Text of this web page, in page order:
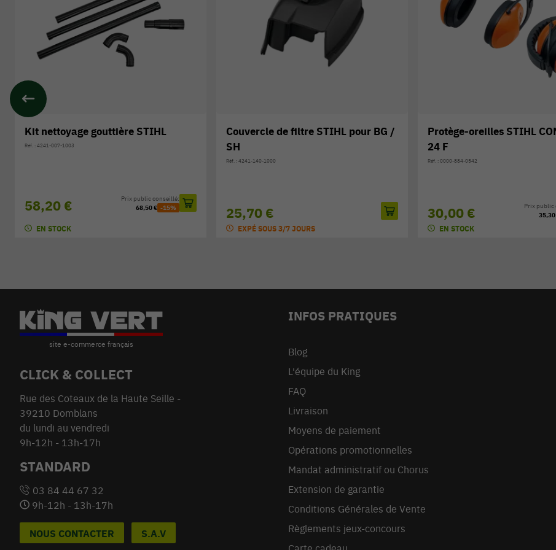
Couvercle de filtre STIHL pour BG /
SH
25,70 €
EXPÉ SOUS 3/7 JOURS
Protège-oreilles STIHL CONCEPT
24 F
Réf. : 0000-884-0542
30,00 €
EN STOCK
Bougie STIHL NGK CMR6H
Réf. : 0000-400-7011
5,00 €
EN STOCK
CLICK & COLLECT
Rue des Coteaux de la Haute Seille -
39210 Domblans
du lundi au vendredi
9h-12h - 13h-17h
STANDARD
03 84 44 67 32
9h-12h - 13h-17h
NOUS CONTACTER S.A.V
INFOS PRATIQUES
Blog
L'équipe du King
FAQ
Livraison
Moyens de paiement
Opérations promotionnelles
Mandat administratif ou Chorus
Extension de garantie
Conditions Générales de Vente
Règlements jeux-concours